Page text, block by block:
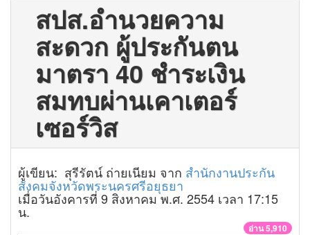
สปส.อำนวยความ
สะดวก ผู้ประกันตน
มาตรา 40 ชำระเงิน
สมทบผ่านเคาเตอร์
เซอร์วิส
ผู้เขียน: สุรีรัตน์ ถ่ายเนียม จาก สำนักงานประกัน
สังคมจังหวัดพระนครศรีอยุธยา
เมื่อวันอังคารที่ 9 สิงหาคม พ.ศ. 2554 เวลา 17:15
น.
อ่าน 5,910